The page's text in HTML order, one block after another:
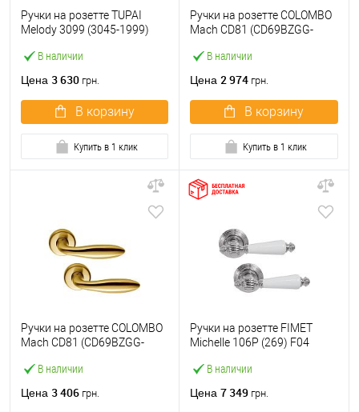
В наличии
Ручки на розетте TUPAI
Melody 3099 (3045-1999)
Цена 3 630 грн.
В корзину
Купить в 1 клик
В наличии
Ручки на розетте COLOMBO
Mach CD81 (CD69BZGG-
Цена 2 974 грн.
В корзину
Купить в 1 клик
В наличии
Ручки на розетте COLOMBO
Mach CD81 (CD69BZGG-
Цена 3 406 грн.
В наличии
Ручки на розетте FIMET
Michelle 106P (269) F04
Цена 7 349 грн.